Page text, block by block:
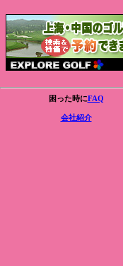
困った時にFAQ
会社紹介